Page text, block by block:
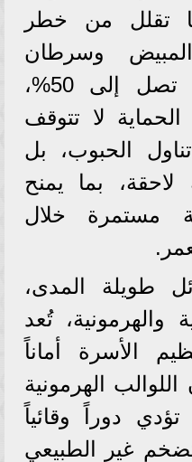
تقلل من خطر
وسرطان
بطانة الرحم بنسب تصل إلى 50%،
لا تتوقف
الحبوب، بل
بما يمنح
مستمرة خلال
طويلة المدى،
والهرمونية، تُعد
الأسرة أماناً
الهرمونية
دوراً وقائياً
غير الطبيعي